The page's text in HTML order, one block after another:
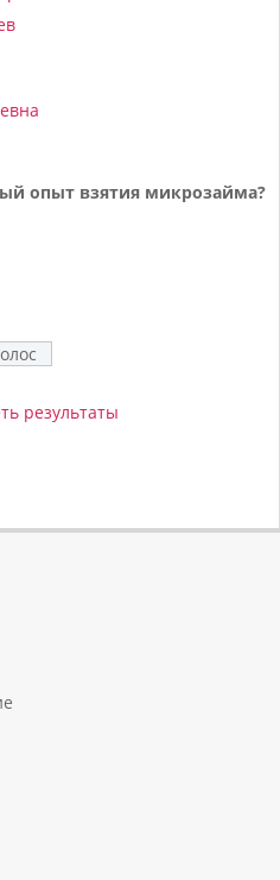
опыт взятия микрозайма?
результаты